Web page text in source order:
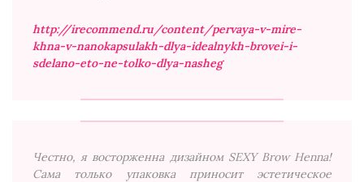
http://irecommend.ru/content/pervaya-v-mire-
khna-v-nanokapsulakh-dlya-idealnykh-brovei-i-
sdelano-eto-ne-tolko-dlya-nasheg
Честно, я восторженна дизайном SEXY Brow Henna!
Сама только упаковка приносит эстетическое